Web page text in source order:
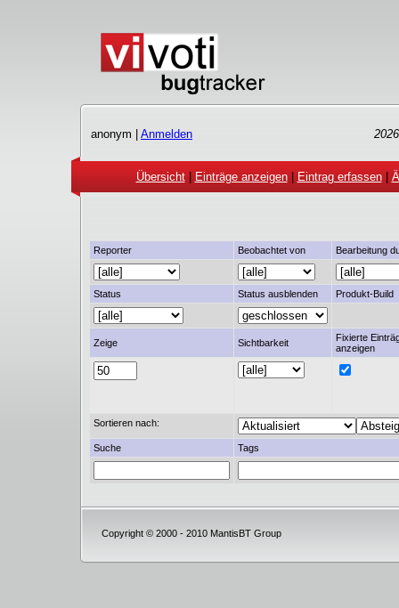
anonym | Anmelden
Übersicht| Einträge anzeigen| Eintrag erfassen|
Reporter Beobachtet von Bearbeitung
Status Status ausblenden Produkt-Build
Zeige Sichtbarkeit
Fixierte
anzeigen
Sortieren nach:
Suche Tags
Copyright © 2000 - 2010 MantisBT Group